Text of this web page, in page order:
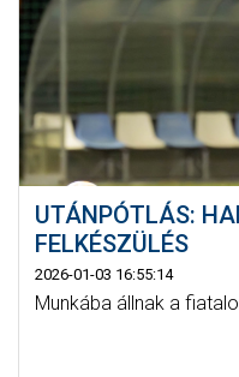
UTÁNPÓTLÁS:
FELKÉSZÜLÉS
2026-01-03 16:55:14
Munkába állnak a